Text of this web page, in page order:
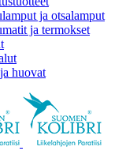
ja otsalamput
ja termokset
huovat